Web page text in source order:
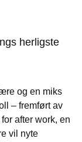
herligste
og en miks
– fremført av
after work, en
vil nyte